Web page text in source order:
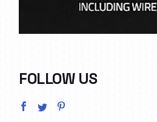
FOLLOW US